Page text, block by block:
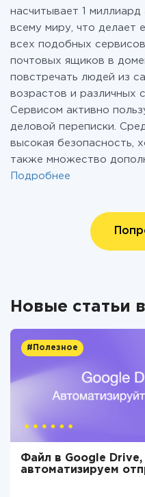
насчитывает 1
всему миру, что делает
всех подобных
почтовых ящиков в
повстречать людей из
возрастов и различных
Сервисом активно
деловой переписки.
высокая безопасность,
также множество
Подробнее
Новые статьи
#Полезное
Файл в Google Drive,
автоматизируем